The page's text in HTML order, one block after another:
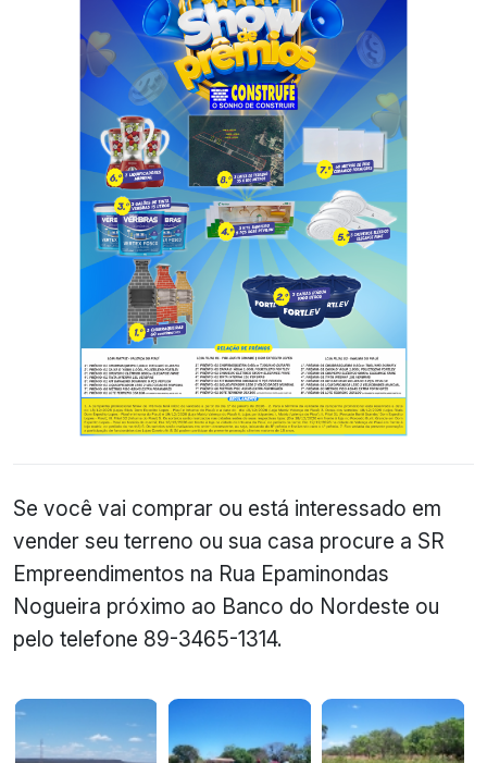
Se você vai comprar ou está interessado em
vender seu terreno ou sua casa procure a SR
Empreendimentos na Rua Epaminondas
Nogueira próximo ao Banco do Nordeste ou
pelo telefone 89-3465-1314.